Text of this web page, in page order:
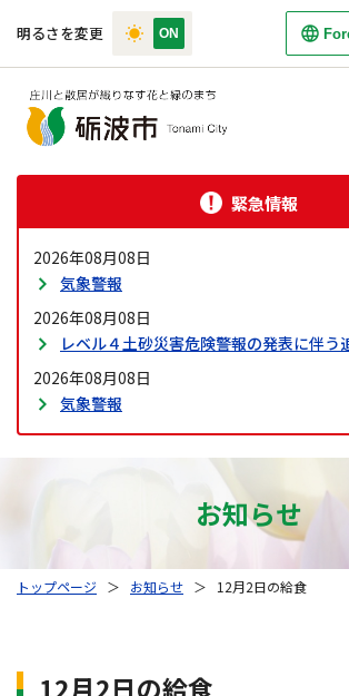
明るさを変更
緊急情報
2026年08月08日
気象警報
2026年08月08日
レベル４土砂災害危険警報の発表に伴う
2026年08月08日
気象警報
お知らせ
トップページ ＞ お知らせ ＞ 12月2日の給食
12月2日の給食